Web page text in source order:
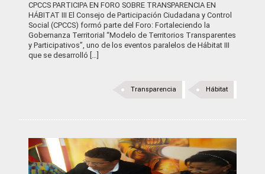
CPCCS PARTICIPA EN FORO SOBRE TRANSPARENCIA EN
HÁBITAT III El Consejo de Participación Ciudadana y Control
Social (CPCCS) formó parte del Foro: Fortaleciendo la
Gobernanza Territorial “Modelo de Territorios Transparentes
y Participativos”, uno de los eventos paralelos de Hábitat III
que se desarrolló […]
Hábitat
Transparencia